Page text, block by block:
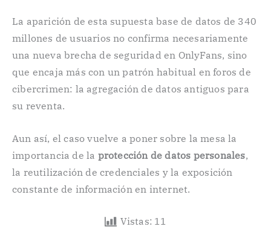
La aparición de esta supuesta base de datos de 340
millones de usuarios no confirma necesariamente
una nueva brecha de seguridad en OnlyFans, sino
que encaja más con un patrón habitual en foros de
cibercrimen: la agregación de datos antiguos para
su reventa.
Aun así, el caso vuelve a poner sobre la mesa la
importancia de la protección de datos personales,
la reutilización de credenciales y la exposición
constante de información en internet.
Vistas: 11